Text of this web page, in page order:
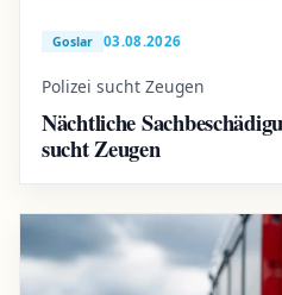
Goslar 03.08.2026
Polizei sucht Zeugen
Nächtliche
sucht Zeugen